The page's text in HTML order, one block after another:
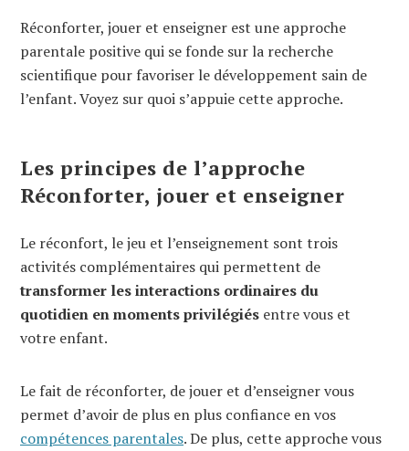
Réconforter, jouer et enseigner est une approche
parentale positive qui se fonde sur la recherche
scientifique pour favoriser le développement sain de
l’enfant. Voyez sur quoi s’appuie cette approche.
Les principes de l’approche
Réconforter, jouer et enseigner
Le réconfort, le jeu et l’enseignement sont trois
activités complémentaires qui permettent de
transformer les interactions ordinaires du
quotidien en moments privilégiés entre vous et
votre enfant.
Le fait de réconforter, de jouer et d’enseigner vous
permet d’avoir de plus en plus confiance en vos
compétences parentales. De plus, cette approche vous